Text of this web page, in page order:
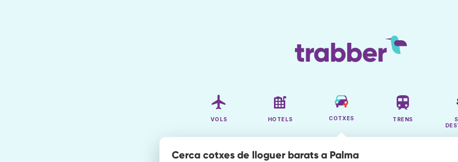
VOLS HOTELS COTXES TRENS
Cerca cotxes de lloguer barats a Palma